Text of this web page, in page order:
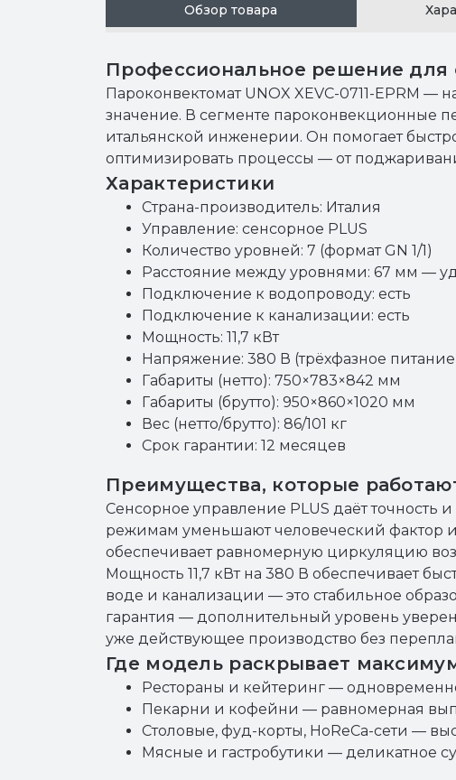
Обзор товара
Профессиональное решение для
Пароконвектомат UNOX XEVC-0711-EPRM
значение. В сегменте пароконвекционные
итальянской инженерии. Он помогает
оптимизировать процессы — от
Характеристики
Страна-производитель: Италия
Управление: сенсорное PLUS
Количество уровней: 7 (формат GN 1/1)
Расстояние между уровнями: 67 мм —
Подключение к водопроводу: есть
Подключение к канализации: есть
Мощность: 11,7 кВт
Напряжение: 380 В (трёхфазное
Габариты (нетто): 750×783×842 мм
Габариты (брутто): 950×860×1020 мм
Вес (нетто/брутто): 86/101 кг
Срок гарантии: 12 месяцев
Преимущества, которые
Сенсорное управление PLUS даёт
режимам уменьшают человеческий фактор
обеспечивает равномерную циркуляцию
Мощность 11,7 кВт на 380 В обеспечивает
воде и канализации — это стабильное
гарантия — дополнительный уровень
уже действующее производство без
Где модель раскрывает
Рестораны и кейтеринг —
Пекарни и кофейни — равномерная
Столовые, фуд-корты, HoReCa-сети —
Мясные и гастробутики — деликатное